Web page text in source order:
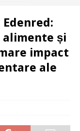
Edenred:
și
impact
ale